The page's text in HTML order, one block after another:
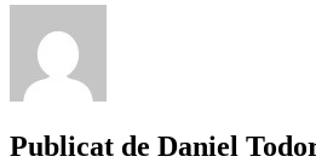
Publicat de Daniel